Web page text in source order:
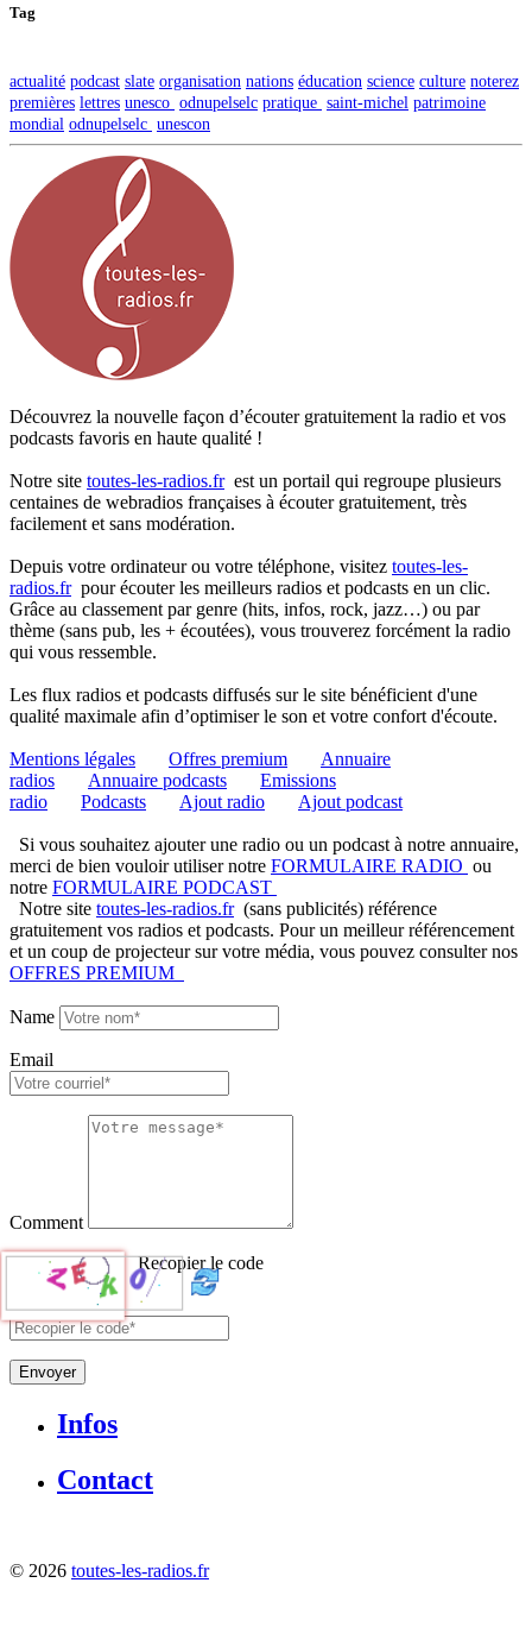
Tag
actualité podcast slate organisation nations éducation science culture noterez
premières lettres unesco odnupelselc pratique saint-michel patrimoine
mondial odnupelselc unescon
Découvrez la nouvelle façon d’écouter gratuitement la radio et vos
podcasts favoris en haute qualité !
Notre site toutes-les-radios.frest un portail qui regroupe plusieurs
centaines de webradios françaises à écouter gratuitement, très
facilement et sans modération.
Depuis votre ordinateur ou votre téléphone, visitez toutes-les-
radios.frpour écouter les meilleurs radios et podcasts en un clic.
Grâce au classement par genre (hits, infos, rock, jazz…) ou par
thème (sans pub, les + écoutées), vous trouverez forcément la radio
qui vous ressemble.
Les flux radios et podcasts diffusés sur le site bénéficient d'une
qualité maximale afin d’optimiser le son et votre confort d'écoute.
Mentions légales Offres premium
Annuaire
radios
Annuaire podcasts
Emissions
radio
Podcasts Ajout radio Ajout podcast
Si vous souhaitez ajouter une radio ou un podcast à notre annuaire,
merci de bien vouloir utiliser notre FORMULAIRE RADIO ou
notre FORMULAIRE PODCAST
Notre site toutes-les-radios.fr(sans publicités) référence
gratuitement vos radios et podcasts. Pour un meilleur référencement
et un coup de projecteur sur votre média, vous pouvez consulter nos
OFFRES PREMIUM
Name
Email
Comment
Recopier le code
Envoyer
Infos
Contact
© 2026 toutes-les-radios.fr